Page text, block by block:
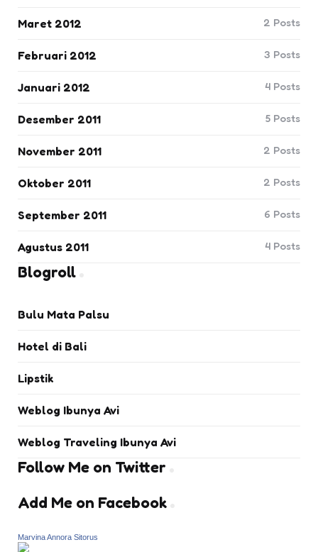
Maret 2012 2 Posts
Februari 2012 3 Posts
Januari 2012 4 Posts
Desember 2011 5 Posts
November 2011 2 Posts
Oktober 2011 2 Posts
September 2011 6 Posts
Agustus 2011 4 Posts
Blogroll
Bulu Mata Palsu
Hotel di Bali
Lipstik
Weblog Ibunya Avi
Weblog Traveling Ibunya Avi
Follow Me on Twitter
Add Me on Facebook
Marvina Annora Sitorus